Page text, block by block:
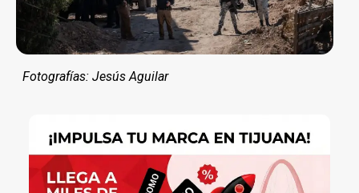
Fotografías: Jesús Aguilar